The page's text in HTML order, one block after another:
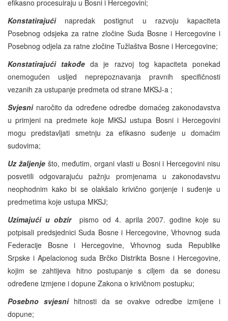
efikasno procesuiraju u Bosni i Hercegovini;
Konstatirajućinapredak postignut u razvoju kapaciteta
Posebnog odsjeka za ratne zločine Suda Bosne i Hercegovine i
Posebnog odjela za ratne zločine Tužlaštva Bosne i Hercegovine;
Konstatirajući takođe da je razvoj tog kapaciteta ponekad
onemogućen usljed neprepoznavanja pravnih specifičnosti
vezanih za ustupanje predmeta od strane MKSJ-a ;
Svjesni naročito da određene odredbe domaćeg zakonodavstva
u primjeni na predmete koje MKSJ ustupa Bosni i Hercegovini
mogu predstavljati smetnju za efikasno suđenje u domaćim
sudovima;
Uz žaljenješto, međutim, organi vlasti u Bosni i Hercegovini nisu
posvetili odgovarajuću pažnju promjenama u zakonodavstvu
neophodnim kako bi se olakšalo krivično gonjenje i suđenje u
predmetima koje ustupa MKSJ;
Uzimajući u obzir pismo od 4. aprila 2007. godine koje su
potpisali predsjednici Suda Bosne i Hercegovine, Vrhovnog suda
Federacije Bosne i Hercegovine, Vrhovnog suda Republike
Srpske i Apelacionog suda Brčko Distrikta Bosne i Hercegovine,
kojim se zahtijeva hitno postupanje s ciljem da se donesu
određene izmjene i dopune Zakona o krivičnom postupku;
Posebno svjesnihitnosti da se ovakve odredbe izmijene i
dopune;